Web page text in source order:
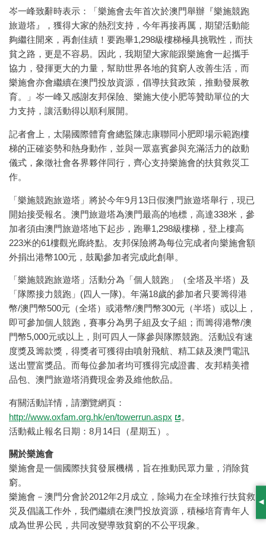
岑一峰致辭時表示：「樂施會去年首次於澳門舉辦『樂施競跑
旅遊塔』，獲得大家的熱烈支持，今年再接再厲，期望活動能
夠繼往開來，再創佳績！要跑畢1,298級樓梯極具挑戰性，而扶
貧之路，更是不容易。因此，我期望大家能跟樂施會一起攜手
協力，發揮更大的力量，幫助世界各地的貧窮人改善生活，而
樂施會亦會繼續在澳門投放資源，倡導扶貧政策，推動發展教
育。」岑一峰又感謝友邦保險、樂施大使小肥等贊助單位的大
力支持，讓活動得以順利展開。
記者會上，太陽國際體育會總監陳志康聯同小肥即場示範跑樓
梯的正確姿勢和熱身動作，並與一眾嘉賓參與充滿活力的啟動
儀式，象徵社會各界夥伴同行，齊心支持樂施會的扶貧救災工
作。
「樂施競跑旅遊塔」將於今年9月13日假澳門旅遊塔舉行，現已
開始接受報名。澳門旅遊塔為澳門最高的地標，高達338米，參
加者須由澳門旅遊塔地下起步，跑畢1,298級樓梯，登上樓高
223米的61樓觀光廊終點。友邦保險將為每位完成者向樂施會額
外捐出港幣100元，鼓勵參加者完成此創舉。
「樂施競跑旅遊塔」活動分為「個人競跑」（全塔及半塔）及
「隊際接力競跑」(四人一隊)。年滿18歲的參加者只要籌得港
幣/澳門幣500元（全塔）或港幣/澳門幣300元（半塔）或以上，
即可參加個人競跑，賽事分為男子組及女子組；而籌得港幣/澳
門幣5,000元或以上，則可四人一隊參與隊際競跑。活動設有速
度獎及籌款獎，得獎者可獲得由噴射飛航、精工錶及澳門電訊
送出豐富獎品。而每位參加者均可獲得完成證書、友邦精美禮
品包、澳門旅遊塔消費現金劵及維他飲品。
有關活動詳情，請瀏覽網頁：
http://www.oxfam.org.hk/en/towerrun.aspx
。
活動截止報名日期：8月14日（星期五）。
關於樂施會
樂施會是一個國際扶貧發展機構，旨在推動民眾力量，消除貧
窮。
樂施會－澳門分會於2012年2月成立，除竭力在全球推行扶貧救
災及倡議工作外，我們繼續在澳門投放資源，積極培育青年人
成為世界公民，共同改變導致貧窮的不公平現象。